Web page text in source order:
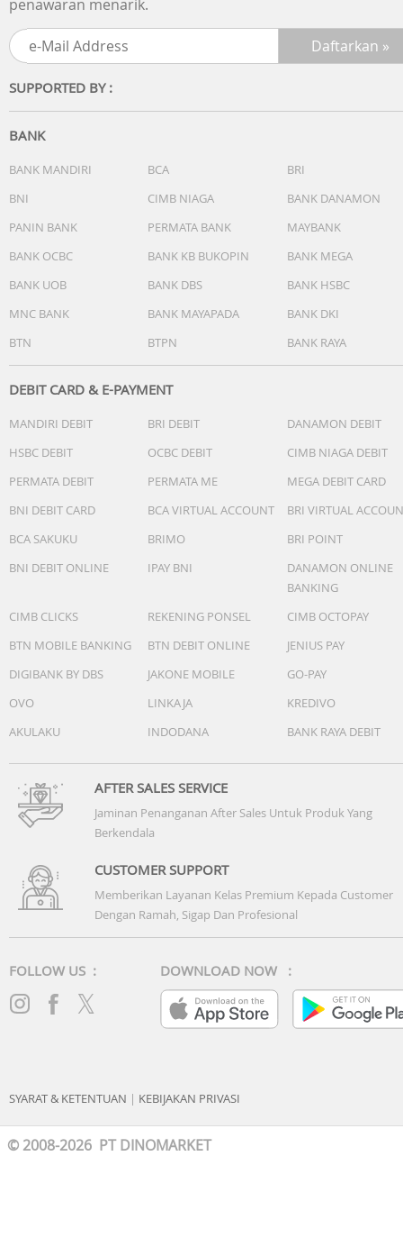
High-pressure,
high-temperature water jet resistance
IP69
Face the Brilliance
Layar OLED HUAWEI X-True™ 6,75 inci dengan tepi datar
kecerahan puncak 3000 nits. Untuk akses cepat dan
3D ToF Face Unlock memadukan kecepatan dan
Camera
True-to-Colour Camera System
memastikan Kamera Ultra Lighting, Kamera Macro
Telephoto, dan Kamera Ultra-Wide Angle menghasilkan
dari dekat maupun jauh, dalam cahaya terang maupun
gelap. ISP generasi ke-9 yang baru memungkinkan
video.
True to Light, True to Form
Dari kehangatan cahaya siang hari hingga ketenangan
senja yang mendalam, setiap bidikan tampak seperti
Full Focal Photography. Membawa objek yang jauh
Moving Pictures. Gambar-gambar yang menjadi hidup,
dipenuhi dengan senyuman dari kenangan indah.
Heavy Lifting, Light Work
Peningkatan kinerja puncak sebesar 21% berarti daya
Stay Powered On
penawaran menarik.
SUPPORTED BY :
BANK
BANK MANDIRI BCA
BRI
BNI
CIMB NIAGA
BANK DANAMON
PANIN BANK
PERMATA BANK
MAYBANK
BANK OCBC
BANK KB BUKOPIN
BANK MEGA
BANK UOB
BANK DBS
BANK HSBC
MNC BANK
BANK MAYAPADA
BANK DKI
BTN
BTPN BANK RAYA
DEBIT CARD & E-PAYMENT
MANDIRI DEBIT BRI DEBIT
DANAMON DEBIT
HSBC DEBIT
OCBC DEBIT
CIMB NIAGA DEBIT
PERMATA DEBIT
PERMATA ME
MEGA DEBIT CARD
BNI DEBIT CARD
BCA VIRTUAL ACCOUNT
BRI VIRTUAL
BCA SAKUKU
BRIMO
BRI POINT
BNI DEBIT ONLINE
IPAY BNI
DANAMON ONLINE
BANKING
CIMB CLICKS
REKENING PONSEL
CIMB OCTOPAY
BTN MOBILE BANKING
BTN DEBIT ONLINE
JENIUS PAY
DIGIBANK BY DBS
JAKONE MOBILE
GO-PAY
OVO
LINKAJA
KREDIVO
AKULAKU
INDODANA BANK RAYA DEBIT
AFTER SALES SERVICE
Jaminan Penanganan After Sales Untuk Produk Yang
Berkendala
CUSTOMER SUPPORT
Memberikan Layanan Kelas Premium Kepada Customer
Dengan Ramah, Sigap Dan Profesional
FOLLOW US : DOWNLOAD NOW :
SYARAT & KETENTUAN | KEBIJAKAN PRIVASI
© 2008-2026 PT DINOMARKET